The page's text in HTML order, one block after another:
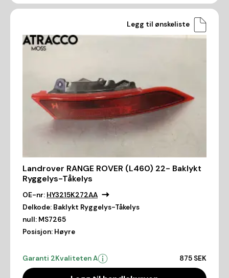
Legg til ønskeliste
Landrover RANGE ROVER (L460) 22- Baklykt
Ryggelys-Tåkelys
OE-nr: HY3215K272AA
Delkode: Baklykt Ryggelys-Tåkelys
null: MS7265
Posisjon: Høyre
Garanti 2Kvaliteten A 875 SEK